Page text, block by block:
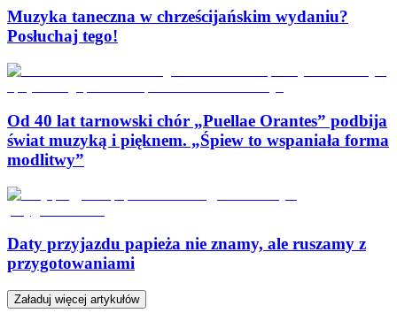
Muzyka taneczna w chrześcijańskim wydaniu?
Posłuchaj tego!
Od 40 lat tarnowski chór „Puellae Orantes” podbija
świat muzyką i pięknem. „Śpiew to wspaniała forma
modlitwy”
Daty przyjazdu papieża nie znamy, ale ruszamy z
przygotowaniami
Załaduj więcej artykułów